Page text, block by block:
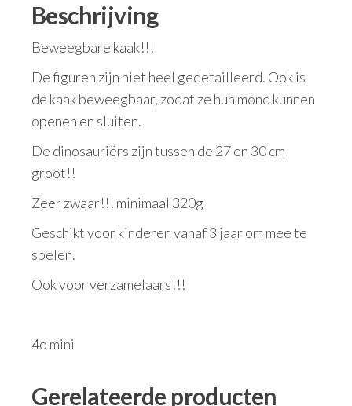
Beschrijving
Beweegbare kaak!!!
De figuren zijn niet heel gedetailleerd. Ook is
de kaak beweegbaar, zodat ze hun mond kunnen
openen en sluiten.
De dinosauriërs zijn tussen de 27 en 30 cm
groot!!
Zeer zwaar!!! minimaal 320g
Geschikt voor kinderen vanaf 3 jaar om mee te
spelen.
Ook voor verzamelaars!!!
4o mini
Gerelateerde producten